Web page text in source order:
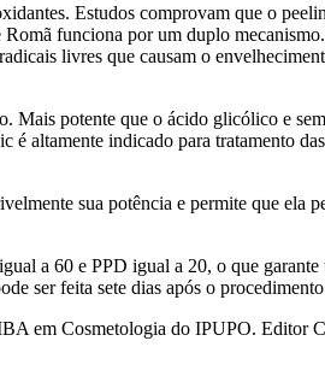
Estudos comprovam que o
funciona por um duplo
livres que causam o
potente que o ácido glicólico e
altamente indicado para tratamento
sua potência e permite que ela
a 60 e PPD igual a 20, o que
ser feita sete dias após o
em Cosmetologia do IPUPO. Editor